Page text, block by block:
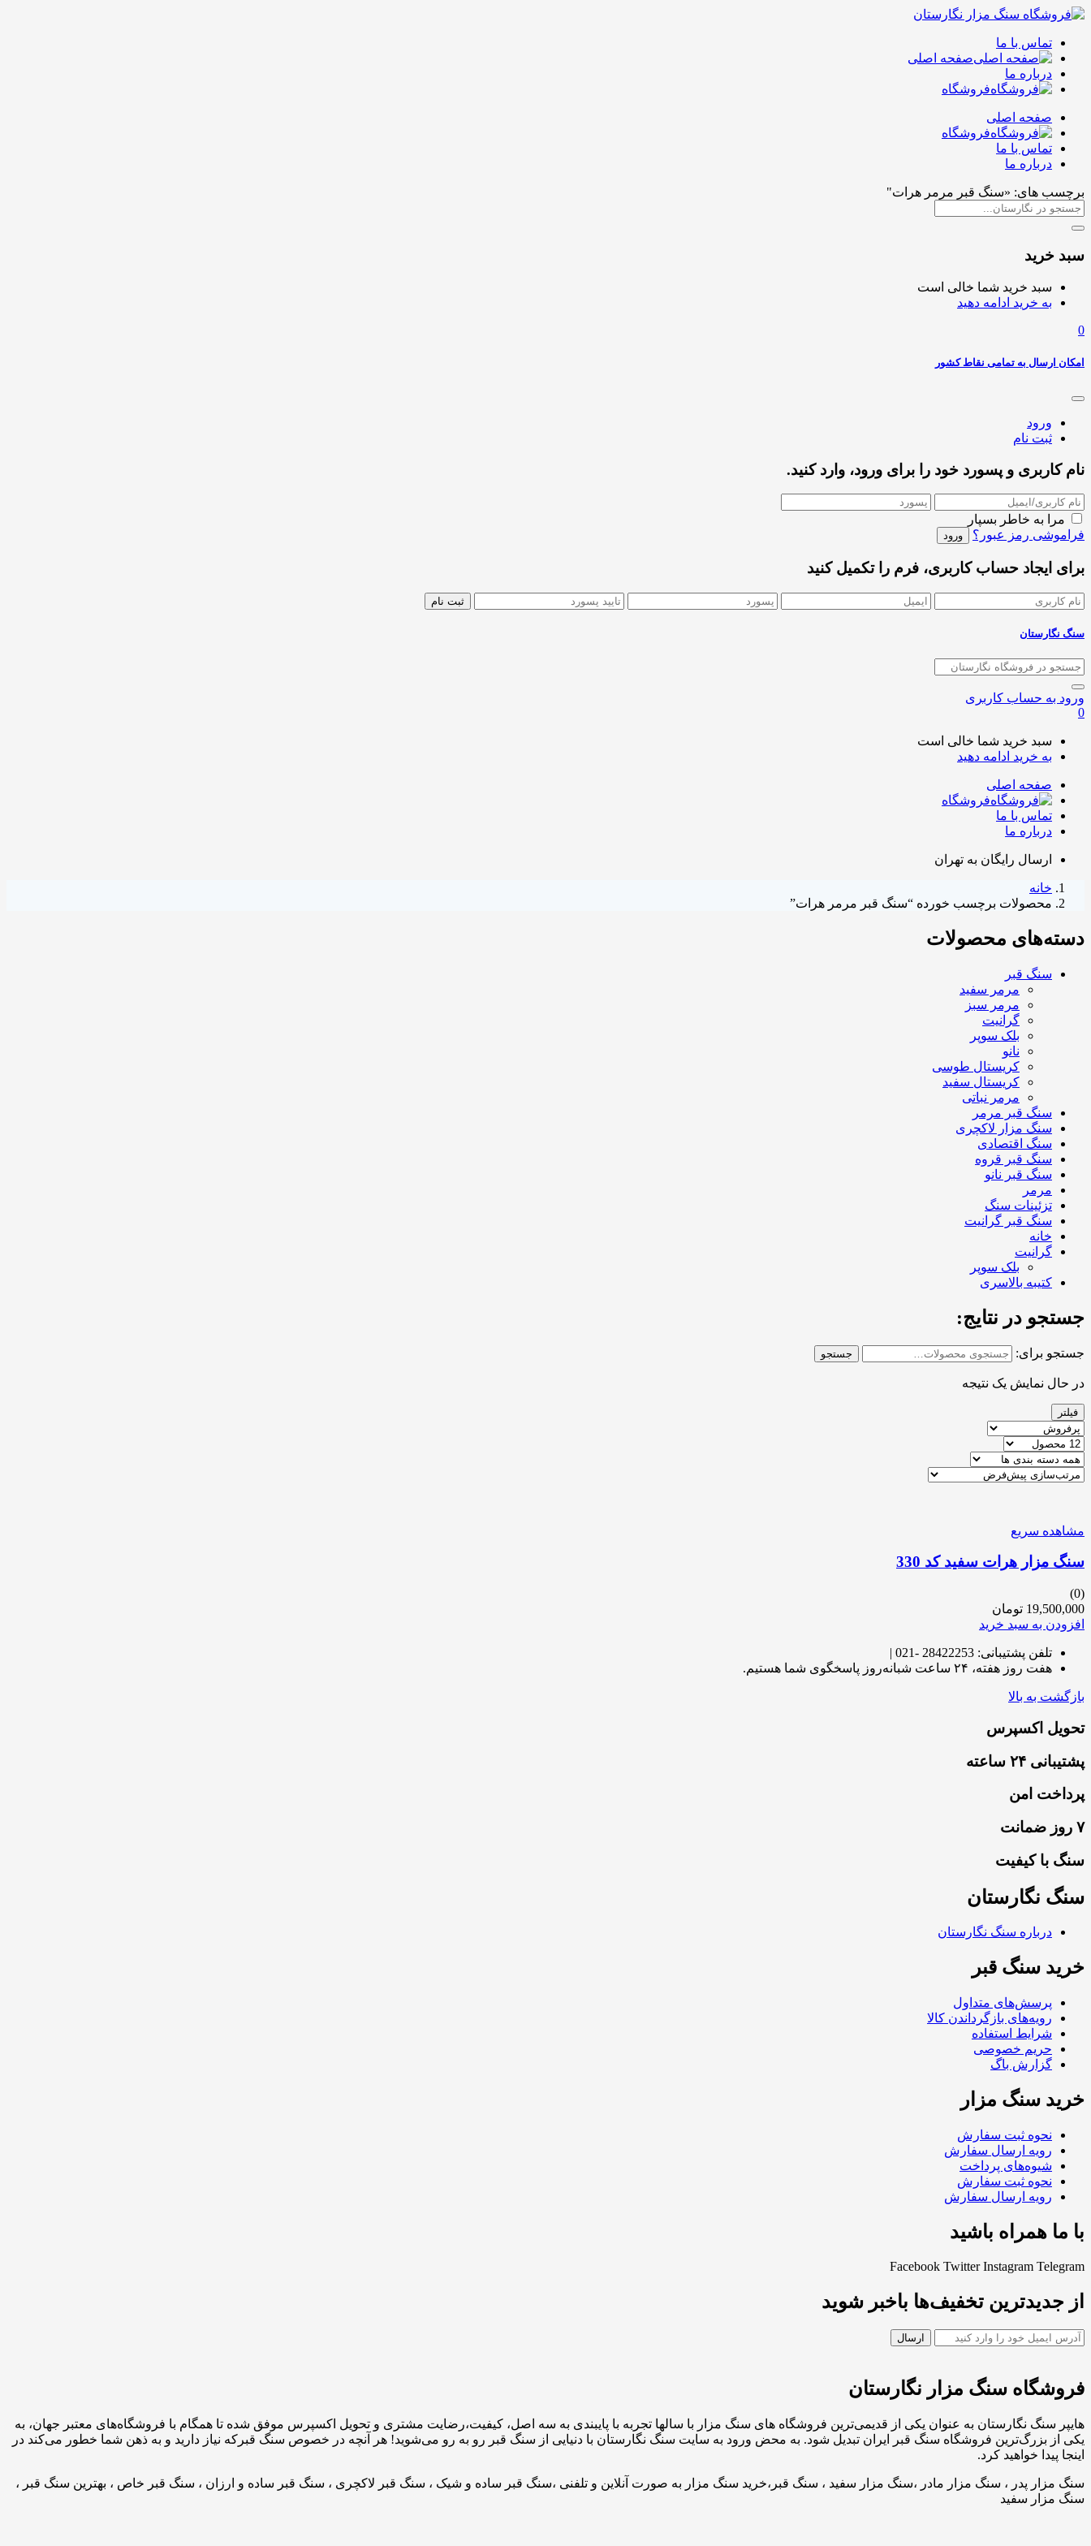
تماس با ما
صفحه اصلی
درباره ما
فروشگاه
صفحه اصلی
فروشگاه
تماس با ما
درباره ما
برچسب های: «سنگ قبر مرمر هرات"
سبد خرید
سبد خرید شما خالی است
به خرید ادامه دهید
0
امکان ارسال به تمامی نقاط کشور
ورود
ثبت نام
نام کاربری و پسورد خود را برای ورود، وارد کنید.
مرا به خاطر بسپار
فراموشی رمز عبور؟
برای ایجاد حساب کاربری، فرم را تکمیل کنید
سنگ نگارستان
ورود به حساب کاربری
0
سبد خرید شما خالی است
به خرید ادامه دهید
صفحه اصلی
فروشگاه
تماس با ما
درباره ما
ارسال رایگان به تهران
خانه
محصولات برچسب خورده “سنگ قبر مرمر هرات”
دسته‌های محصولات
سنگ قبر
مرمر سفید
مرمر سبز
گرانیت
بلک سوپر
نانو
کریستال طوسی
کریستال سفید
مرمر نباتی
سنگ قبر مرمر
سنگ مزار لاکچری
سنگ اقتصادی
سنگ قبر قروه
سنگ قبر نانو
مرمر
تزئینات سنگ
سنگ قبر گرانیت
خانه
گرانیت
بلک سوپر
کتیبه بالاسری
جستجو در نتایج:
جستجو برای: جستجو
در حال نمایش یک نتیجه
فیلتر
مشاهده سریع
سنگ مزار هرات سفید کد 330
(0)
19,500,000 تومان
افزودن به سبد خرید
تلفن پشتیبانی: 28422253 -021 |
هفت روز هفته، ۲۴ ساعت شبانه‌روز پاسخگوی شما هستیم.
بازگشت به بالا
تحویل اکسپرس
پشتیبانی ۲۴ ساعته
پرداخت امن
۷ روز ضمانت
سنگ با کیفیت
سنگ نگارستان
درباره سنگ نگارستان
خرید سنگ قبر
پرسش‌های متداول
رویه‌های بازگرداندن کالا
شرایط استفاده
حریم خصوصی
گزارش باگ
خرید سنگ مزار
نحوه ثبت سفارش
رویه ارسال سفارش
شیوه‌های پرداخت
نحوه ثبت سفارش
رویه ارسال سفارش
با ما همراه باشید
Facebook Twitter Instagram Telegram
از جدیدترین تخفیف‌ها باخبر شوید
فروشگاه سنگ مزار نگارستان
هایپر سنگ نگارستان به عنوان یکی از قدیمی‌ترین فروشگاه های سنگ مزار با سالها تجربه با پایبندی به سه اصل، کیفیت،رضایت مشتری و تحویل اکسپرس موفق شده تا همگام با فروشگاه‌های معتبر جهان، به
یکی از بزرگ‌ترین فروشگاه سنگ قبر ایران تبدیل شود. به محض ورود به سایت سنگ نگارستان با دنیایی از سنگ قبر رو به رو می‌شوید! هر آنچه در خصوص سنگ قبرکه نیاز دارید و به ذهن شما خطور می‌کند در
اینجا پیدا خواهید کرد.
سنگ مزار پدر ، سنگ مزار مادر ،سنگ مزار سفید ، سنگ قبر،خرید سنگ مزار به صورت آنلاین و تلفنی ،سنگ قبر ساده و شیک ، سنگ قبر لاکچری ، سنگ قبر ساده و ارزان ، سنگ قبر خاص ، بهترین سنگ قبر ،
سنگ مزار سفید